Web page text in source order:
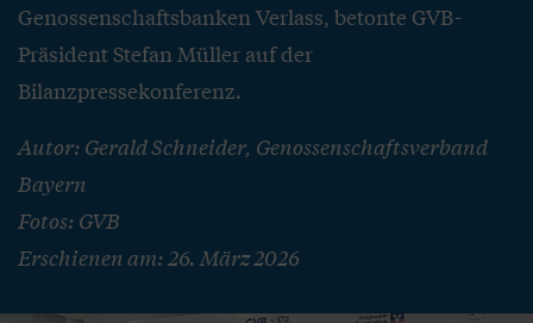
Genossenschaftsbanken Verlass, betonte GVB-
Präsident Stefan Müller auf der
Bilanzpressekonferenz.
Autor: Gerald Schneider, Genossenschaftsverband
Bayern
Fotos: GVB
Erschienen am: 26. März 2026